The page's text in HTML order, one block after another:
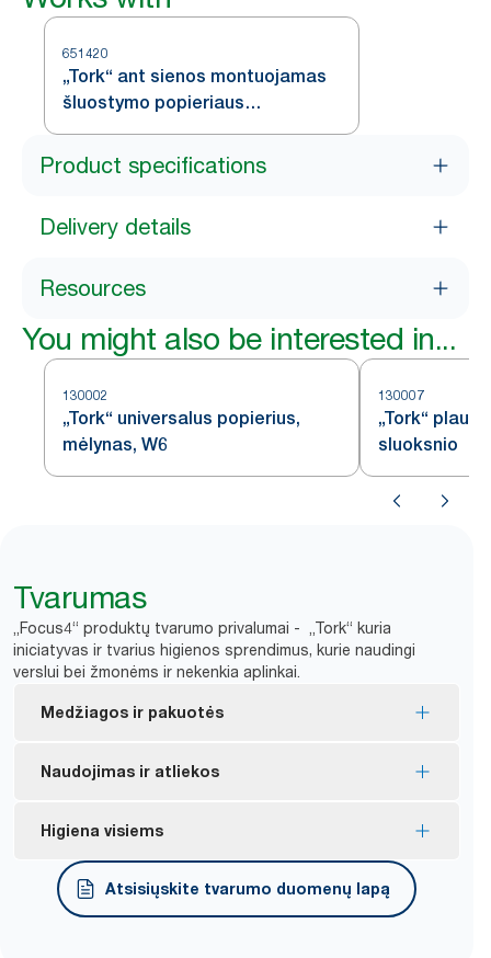
651420
„Tork“ ant sienos montuojamas
šluostymo popieriaus
dozatorius, skirtas rankų
plovimo vietoms, baltos ir turkio
spalvos, W6
Product specifications
Delivery details
Resources
You might also be interested in...
130002
„Tork“ universalus popierius,
mėlynas, W6
130007
„Tork“
sluoksnio
Tvarumas
„Focus4“ produktų tvarumo privalumai - „Tork“ kuria
iniciatyvas ir tvarius higienos sprendimus, kurie naudingi
verslui bei žmonėms ir nekenkia aplinkai.
Medžiagos ir pakuotės
Didžioji dalis asortimento gaminių yra paženklinta
ženklą – jų poveikis aplinkai per visą gaminio
gyvavimo ciklą yra mažesnis.**
Naudojimas ir atliekos
Nuo aptaškymo saugantis gaubtas apsaugo
nešvaros
Dozavimas po vieną lapelį mažina popieriaus
Higiena visiems
Trečiosios šalies patvirtinta, kad gaminiai tinka
trumpalaikiam sąlyčiui su maistu.
Atsisiųskite tvarumo duomenų lapą